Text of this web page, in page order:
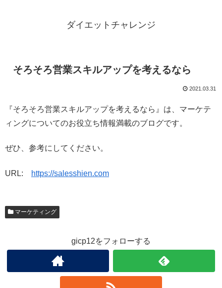
ダイエットチャレンジ
そろそろ営業スキルアップを考えるなら
2021.03.31
『そろそろ営業スキルアップを考えるなら』は、マーケテ
ィングについてのお役立ち情報満載のブログです。
ぜひ、参考にしてください。
URL: https://salesshien.com
マーケティング
gicp12をフォローする